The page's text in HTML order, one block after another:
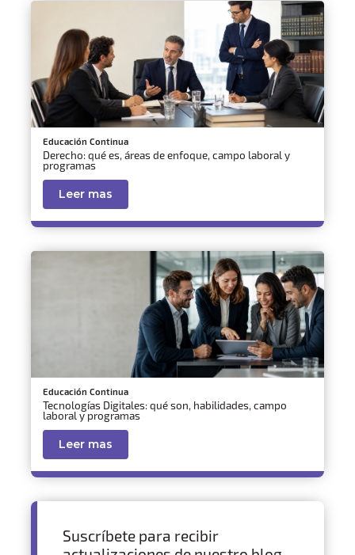
Educación Continua
Derecho: qué es, áreas de enfoque, campo laboral y
programas
Leer mas
Educación Continua
Tecnologías Digitales: qué son, habilidades, campo
laboral y programas
Leer mas
Suscríbete para recibir